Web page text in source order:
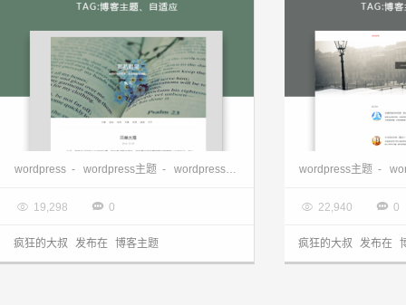
WordPress 自适应主题 Puma发布
wordpress - wordpress主题 - wordpress主题下载 wordpress博客主题
 19,298  0
疯狂的大叔 发布在 博客主题
wordpress模板
wordpress主题 -
 22,940  0
疯狂的大叔 发布在